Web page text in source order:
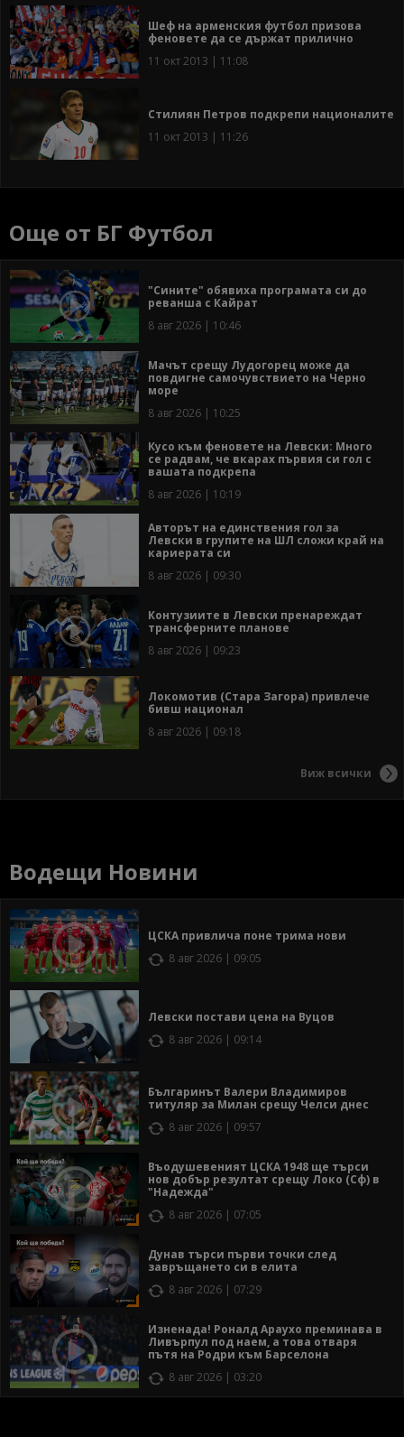
Шеф на арменския футбол призова
феновете да се държат прилично
11 окт 2013 | 11:08
Стилиян Петров подкрепи националите
11 окт 2013 | 11:26
Още от БГ Футбол
"Сините" обявиха програмата си до
реванша с Кайрат
8 авг 2026 | 10:46
Мачът срещу Лудогорец може да
повдигне самочувствието на Черно
море
8 авг 2026 | 10:25
Кусо към феновете на Левски: Много
се радвам, че вкарах първия си гол с
вашата подкрепа
8 авг 2026 | 10:19
Авторът на единствения гол за
Левски в групите на ШЛ сложи край на
кариерата си
8 авг 2026 | 09:30
Контузиите в Левски пренареждат
трансферните планове
8 авг 2026 | 09:23
Локомотив (Стара Загора) привлече
бивш национал
8 авг 2026 | 09:18
Виж всички
Водещи Новини
ЦСКА привлича поне трима нови
8 авг 2026 | 09:05
Левски постави цена на Вуцов
8 авг 2026 | 09:14
Българинът Валери Владимиров
титуляр за Милан срещу Челси днес
8 авг 2026 | 09:57
Въодушевеният ЦСКА 1948 ще търси
нов добър резултат срещу Локо (Сф) в
"Надежда"
8 авг 2026 | 07:05
Дунав търси първи точки след
завръщането си в елита
8 авг 2026 | 07:29
Изненада! Роналд Араухо преминава в
Ливърпул под наем, а това отваря
пътя на Родри към Барселона
8 авг 2026 | 03:20